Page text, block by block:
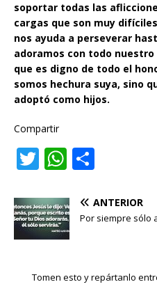
soportar todas las
cargas que son muy
nos ayuda a perseverar
adoramos con todo
que es digno de todo el
somos hechura suya, sino
adoptó como hijos.
Compartir
T
it
te
r
W
at
s
A
p
m
p
ti
r
ANTERIOR
Por siempre sólo
Tomen esto y repártanlo